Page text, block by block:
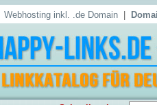
Webhosting inkl. .de Domain